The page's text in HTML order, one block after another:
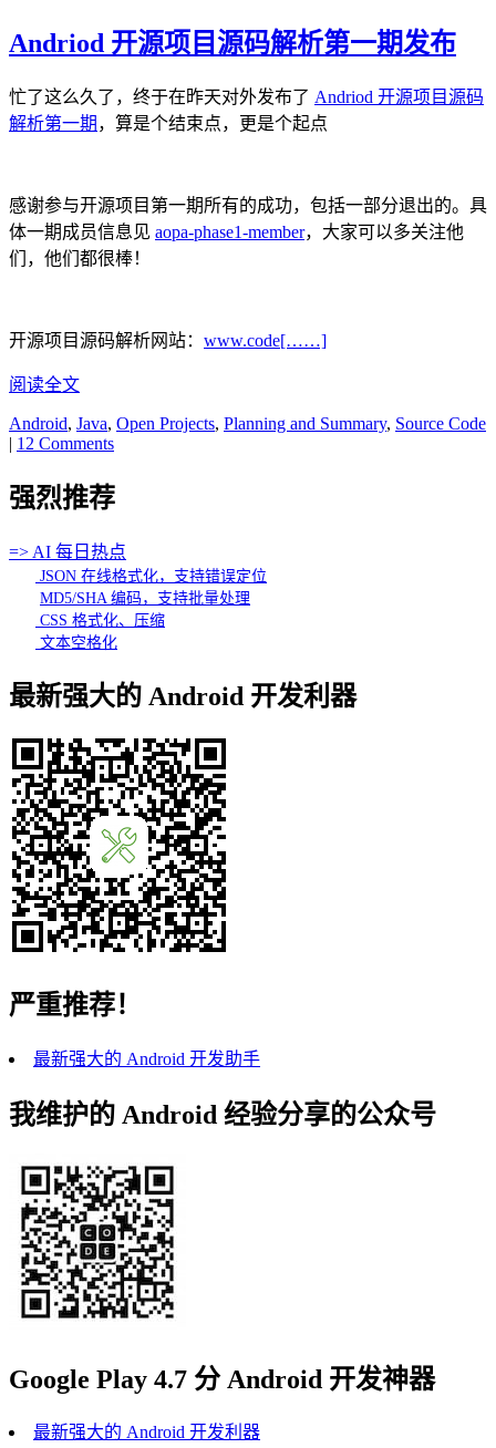
Andriod 开源项目源码解析第一期发布
忙了这么久了，终于在昨天对外发布了 Andriod 开源项目源码
解析第一期 ，算是个结束点，更是个起点
感谢参与开源项目第一期所有的成功，包括一部分退出的。具
体一期成员信息见 aopa-phase1-member，大家可以多关注他
们，他们都很棒！
开源项目源码解析网站： www.code[……]
阅读全文
Android, Java, Open Projects, Planning and Summary, Source Code
| 12 Comments
强烈推荐
=> AI 每日热点
JSON 在线格式化，支持错误定位
MD5/SHA 编码，支持批量处理
CSS 格式化、压缩
文本空格化
最新强大的 Android 开发利器
严重推荐！
最新强大的 Android 开发助手
我维护的 Android 经验分享的公众号
Google Play 4.7 分 Android 开发神器
最新强大的 Android 开发利器